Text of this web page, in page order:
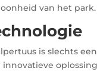
van het park.
is slechts